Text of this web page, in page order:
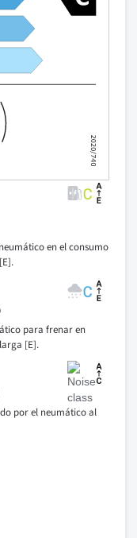
en el consumo
para frenar en
[E].
por el neumático al